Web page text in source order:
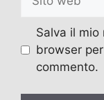
web
Salva il
browser
commento.